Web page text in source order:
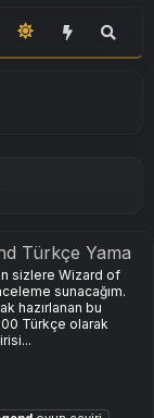
Türkçe Yama
sizlere Wizard of
sunacağım.
hazırlanan bu
Türkçe olarak